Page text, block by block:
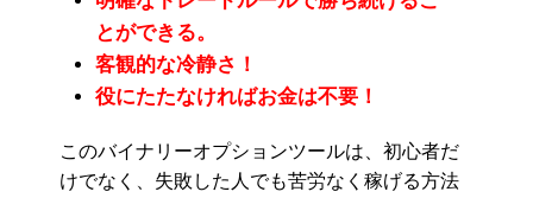
とができる。
客観的な冷静さ！
役にたたなければお金は不要！
このバイナリーオプションツールは、初心者だ
けでなく、失敗した人でも苦労なく稼げる方法